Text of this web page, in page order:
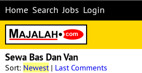
Home Search Jobs Login
Sewa Bas Dan Van
Sort: Newest| Last Comments